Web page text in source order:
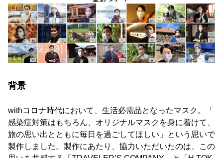
背景
withコロナ時代において、生活必需品となったマスク。「
感染症対策はもちろん、オリジナルマスクを身に着けて、
旅の思い出とともに毎日を過ごしてほしい」という思いで
製作しました。製作にあたり、協力いただいたのは、この